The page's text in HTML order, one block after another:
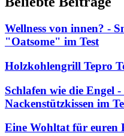
Wellness von innen? -
"Oatsome" im Test
Holzkohlengrill Tepro
Schlafen wie die Engel
Nackenstützkissen im
Eine Wohltat für euren